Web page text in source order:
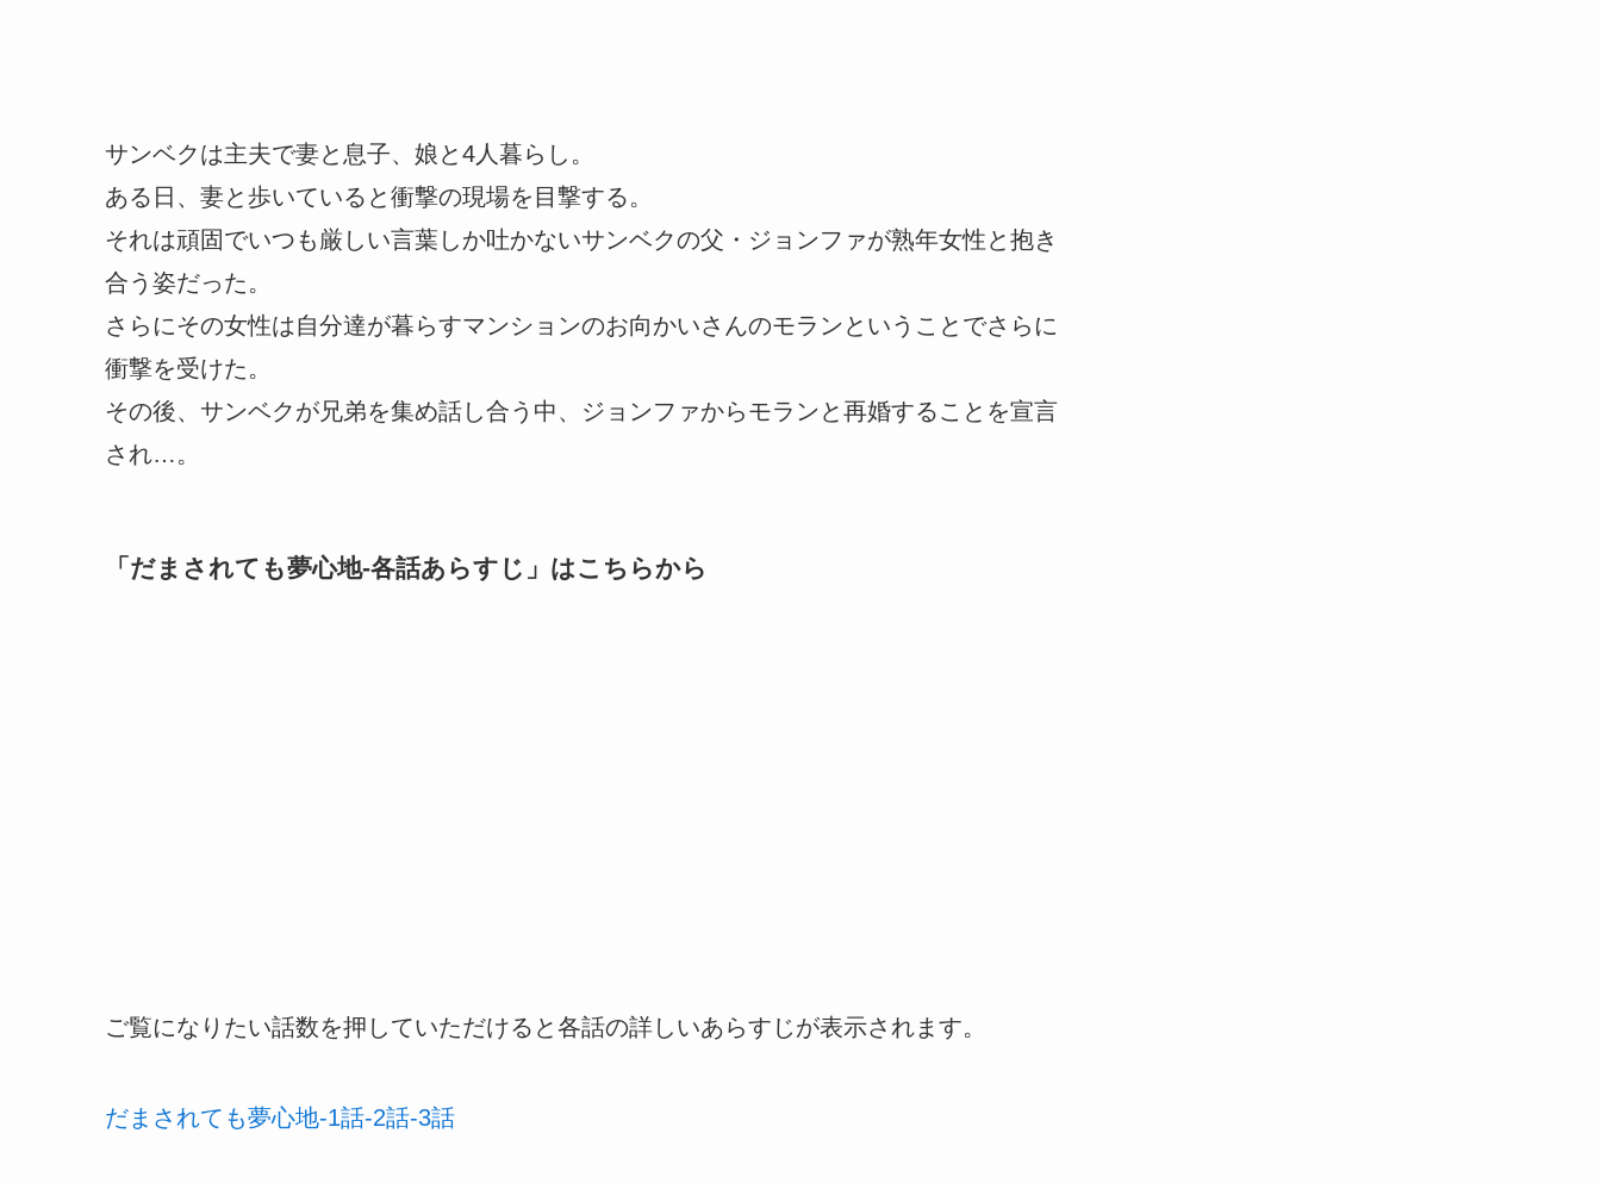
サンベクは主夫で妻と息子、娘と4人暮らし。
ある日、妻と歩いていると衝撃の現場を目撃する。
それは頑固でいつも厳しい言葉しか吐かないサンベクの父・ジョンファが熟年女性と抱き
合う姿だった。
さらにその女性は自分達が暮らすマンションのお向かいさんのモランということでさらに
衝撃を受けた。
その後、サンベクが兄弟を集め話し合う中、ジョンファからモランと再婚することを宣言
され…。
「 だまされても夢心地-各話あらすじ 」はこちらから
ご覧になりたい話数を押していただけると各話の詳しいあらすじが表示されます。
だまされても夢心地-1話-2話-3話